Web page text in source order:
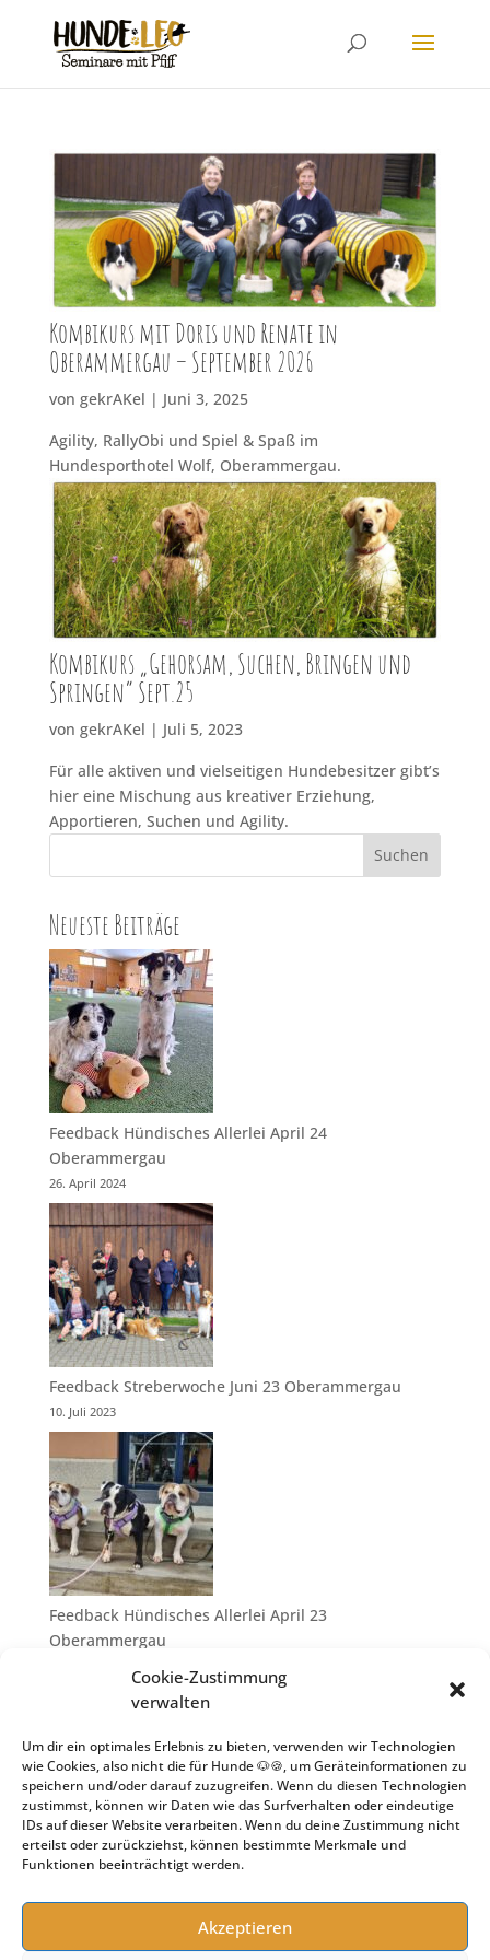
Cookie-Zustimmung
verwalten
Um dir ein optimales Erlebnis zu bieten, verwenden wir Technologien
wie Cookies, also nicht die für Hunde 🐶🍪, um Geräteinformationen zu
speichern und/oder darauf zuzugreifen. Wenn du diesen Technologien
zustimmst, können wir Daten wie das Surfverhalten oder eindeutige
IDs auf dieser Website verarbeiten. Wenn du deine Zustimmung nicht
erteilst oder zurückziehst, können bestimmte Merkmale und
Funktionen beeinträchtigt werden.
Akzeptieren
Kombikurs mit Doris und Renate in
Oberammergau – September 2026
von gekrAKel | Juni 3, 2025
Agility, RallyObi und Spiel & Spaß im
Hundesporthotel Wolf, Oberammergau.
Kombikurs „Gehorsam, Suchen, Bringen und
Springen“ Sept.25
von gekrAKel | Juli 5, 2023
Für alle aktiven und vielseitigen Hundebesitzer gibt’s
hier eine Mischung aus kreativer Erziehung,
Apportieren, Suchen und Agility.
Suchen
Neueste Beiträge
Feedback Hündisches Allerlei April 24
Oberammergau
26. April 2024
Feedback Streberwoche Juni 23 Oberammergau
10. Juli 2023
Feedback Hündisches Allerlei April 23
Oberammergau
Goodbye Hundeschule – Hello Hundeseminare